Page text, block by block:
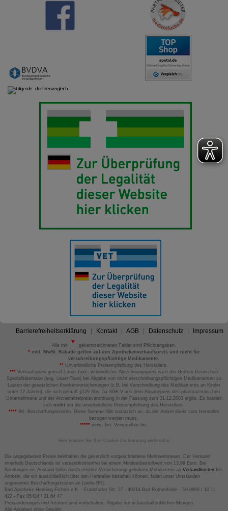
Barrierefreiheitserklärung Kontakt AGB Datenschutz Impressum
Alle mit
gekennzeichneten Felder sind Pflichtangaben.
*inkl. MwSt. Rabatte gelten auf den Apothekenverkaufspreis und nicht für
verschreibungspflichtige Medikamente.
** Unverbindliche Preisempfehlung des Herstellers.
*** Verkaufspreis gemäß Lauer-Taxe; verbindlicher Abrechnungspreis nach der Großen Deutschen
Spezialitätentaxe (sog. Lauer-Taxe) bei Abgabe von nicht verschreibungspflichtigen Medikamenten zu
Lasten der gesetzlichen Krankenversicherungen (z.B. bei Verschreibung des Medikaments an Kinder
unter 12 Jahren), die sich gemäß §129 Abs. 5a SGB V aus dem Abgabepreis des pharmazeutischen
Unternehmens und der Arzneimittelpreisverordnung in der Fassung zum 31.12.2003 ergibt. Es handelt
sich nicht um die unverbindliche Preisempfehlung des Herstellers.
****BK: Beschaffungskosten. Diese Summe fällt zusätzlich an, da der Artikel direkt vom Hersteller
bezogen werden muss.
*****verw. bis: Verwendbar bis.
Hier können Sie Ihre Cookie-Zustimmung widerrufen
Die angegebenen Preise beinhalten die gesetzlich vorgeschriebene Mehrwertsteuer. Der Versand
innerhalb Deutschlands ist versandkostenfrei bei einem Mindestbestellwert von 13,99 Euro. Bei
Sendungen ins Ausland fallen durch erhöhte Versicherungsgebühren Mehrkosten an VersandkostenBei
Artikeln, die wir ausschließlich über den Hersteller beziehen können, fallen unter Umständen
sogenannte Beschaffungskosten an (siehe BK).
Bad Apotheke Henning Fichter e.K. - Frankfurter Str. 27 - 49214 Bad Rothenfelde - Tel 0800 / 10 11
422 - Fax 05424 / 21 64 47
Preisänderungen und Irrtümer sind vorbehalten. Abgabe nur in haushaltsüblichen Mengen.
Alle Angaben ohne Gewähr.